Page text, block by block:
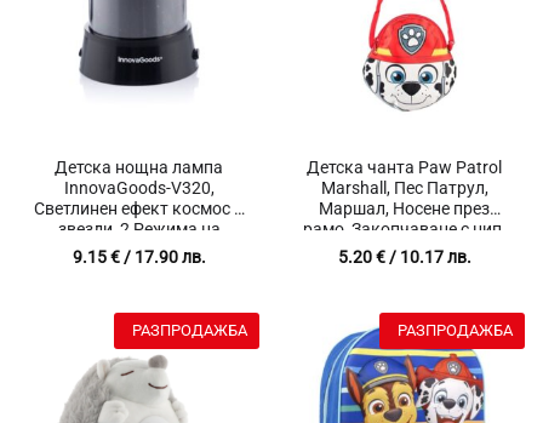
Детска нощна лампа
InnovaGoods-V320,
Светлинен ефект космос и
звезди, 2 Режима на
осветление, Захранване 3
батерии (AA 1.5 V) или
V)
9.15€/ 17.90 лв.
Детска чанта Paw Patrol
Marshall, Пес Патрул,
Маршал, Носене през
рамо, Закопчаване с цип,
Регулируема презрамка,
Размери 19 х 20 см
5.20€/ 10.17 лв.
РАЗПРОДАЖБА РАЗПРОДАЖБА